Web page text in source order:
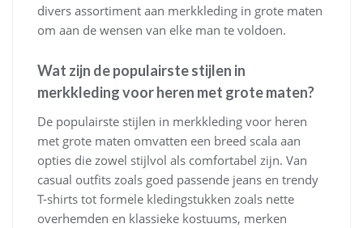
divers assortiment aan merkkleding in grote maten
om aan de wensen van elke man te voldoen.
Wat zijn de populairste stijlen in
merkkleding voor heren met grote maten?
De populairste stijlen in merkkleding voor heren
met grote maten omvatten een breed scala aan
opties die zowel stijlvol als comfortabel zijn. Van
casual outfits zoals goed passende jeans en trendy
T-shirts tot formele kledingstukken zoals nette
overhemden en klassieke kostuums, merken